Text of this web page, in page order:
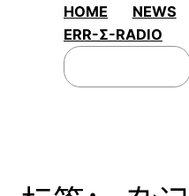
HOME NEWS
ERR-Σ-RADIO
搜
索